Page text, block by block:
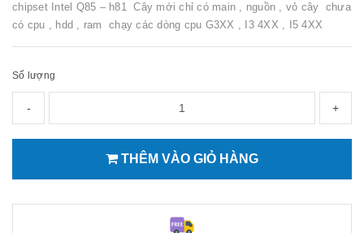
chipset Intel Q85 – h81 Cây mới chỉ có main , nguồn , vỏ cây chưa
có cpu , hdd , ram chạy các dòng cpu G3XX , I3 4XX , I5 4XX
Số lượng
- +
THÊM VÀO GIỎ HÀNG